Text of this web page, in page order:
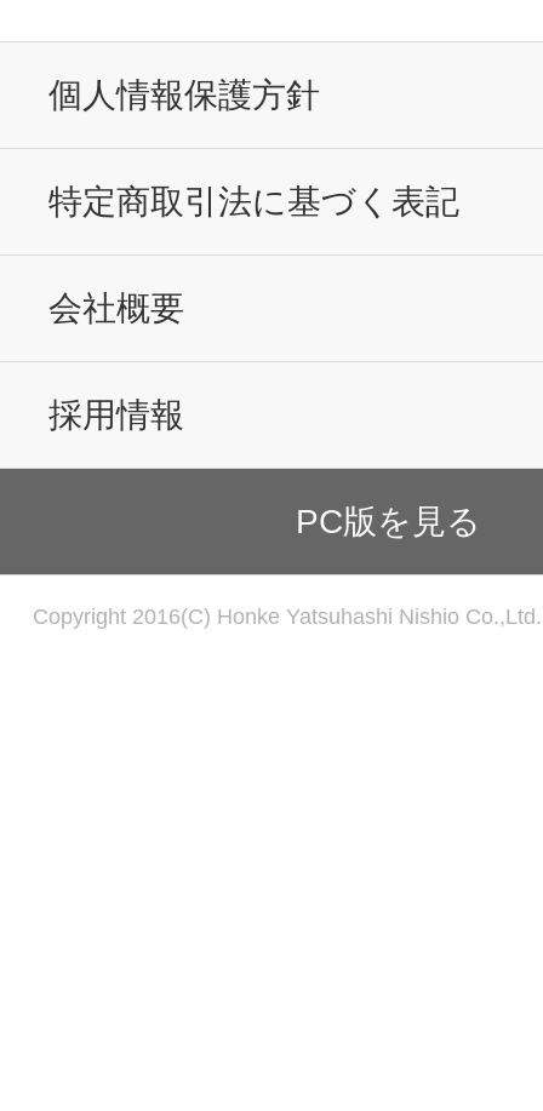
個人情報保護方針
特定商取引法に基づく表記
会社概要
採用情報
PC版を見る
Copyright 2016(C) Honke Yatsuhashi Nishio